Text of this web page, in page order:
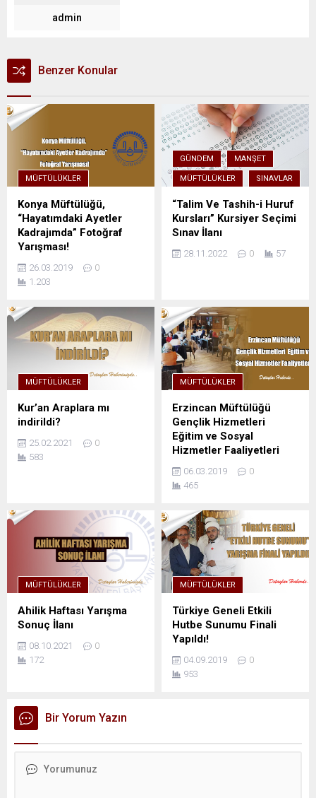
admin
Benzer Konular
MÜFTÜLÜKLER
Konya Müftülüğü,
“Hayatımdaki Ayetler
Kadrajımda” Fotoğraf
Yarışması!
26.03.2019
0
1.203
GÜNDEM MANŞET
MÜFTÜLÜKLER SINAVLAR
“Talim Ve Tashih-i Huruf
Kursları” Kursiyer Seçimi
Sınav İlanı
28.11.2022 0 57
MÜFTÜLÜKLER
Kur’an Araplara mı
indirildi?
25.02.2021
0
583
MÜFTÜLÜKLER
Erzincan Müftülüğü
Gençlik Hizmetleri
Eğitim ve Sosyal
Hizmetler Faaliyetleri
06.03.2019
0
465
MÜFTÜLÜKLER
Ahilik Haftası Yarışma
Sonuç İlanı
08.10.2021
0
172
MÜFTÜLÜKLER
Türkiye Geneli Etkili
Hutbe Sunumu Finali
Yapıldı!
04.09.2019
0
953
Bir Yorum Yazın